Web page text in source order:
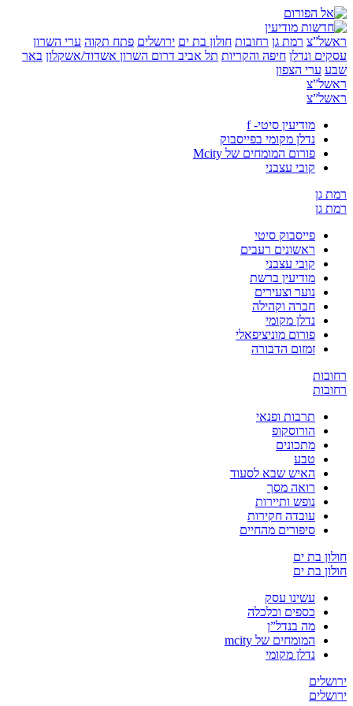
רמת גן רחובות חולון בת ים ירושלים פתח תקוה ערי השרון
ונדלן חיפה והקריות תל אביבדרום השרון אשדוד/אשקלון באר
ערי הצפון
מודיעין סיטי- f
נדלן מקומי בפייסבוק
פורום המומחים של Mcity
קובי עצבני
פייסבוק סיטי
ראשונים רעבים
קובי עצבני
מודיעין ברשת
נוער וצעירים
חברה וקהילה
נדלן מקומי
פורום מוניציפאלי
זמזום הדבורה
תרבות ופנאי
הורוסקופ
מתכונים
טבע
האיש שבא לסעוד
רואה מסך
נופש ותיירות
עובדה חקירות
סיפורים מהחיים
בת ים
בת ים
עשינו עסק
כספים וכלכלה
מה בנדל”ן
המומחים של mcity
נדלן מקומי